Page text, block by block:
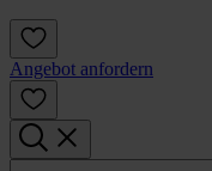
Angebot anfordern